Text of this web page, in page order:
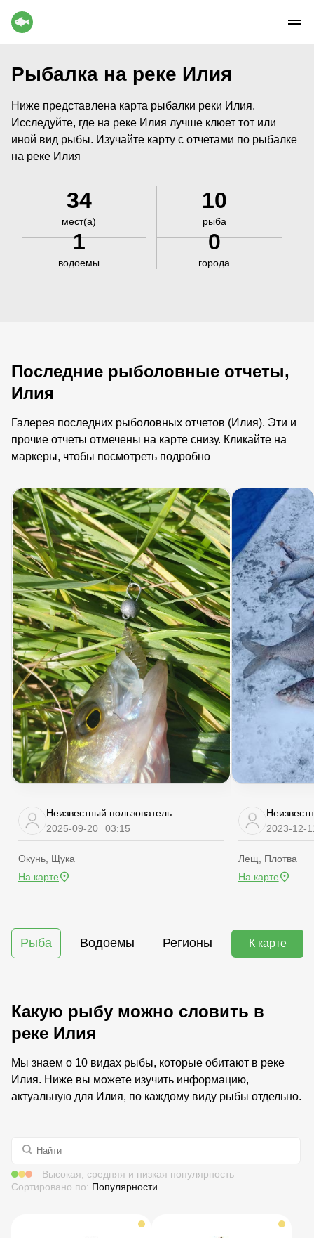
Рыбалка на реке Илия
Ниже представлена карта рыбалки реки Илия.
Исследуйте, где на реке Илия лучше клюет тот или
иной вид рыбы. Изучайте карту с отчетами по рыбалке
на реке Илия
34
мест(а)
10
рыба
1
водоемы
0
города
Последние рыболовные отчеты,
Илия
Галерея последних рыболовных отчетов (Илия). Эти и
прочие отчеты отмечены на карте снизу. Кликайте на
маркеры, чтобы посмотреть подробно
Неизвестный пользователь
2025-09-20
03:15
Окунь, Щука
На карте
2023-12-
Лещ, Плотва
На карте
Рыба Водоемы Регионы К карте
Какую рыбу можно словить в
реке Илия
Мы знаем о 10 видах рыбы, которые обитают в реке
Илия. Ниже вы можете изучить информацию,
актуальную для Илия, по каждому виду рыбы отдельно.
—Высокая, средняя и низкая популярность
Сортировано по: Популярности